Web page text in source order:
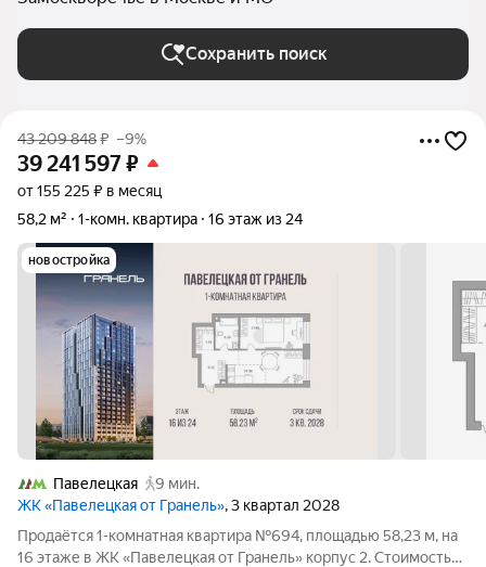
Сохранить поиск
43 209 848₽ –9%
39 241 597₽
от 155 225 ₽ в месяц
58,2 м²
1-комн. квартира 16 этаж из 24
новостройка
Павелецкая
9 мин.
ЖК «Павелецкая от Гранель», 3 квартал 2028
Продаётся 1-комнатная квартира №694, площадью 58,23 м, на
16 этаже в ЖК «Павелецкая от Гранель» корпус 2. Стоимость